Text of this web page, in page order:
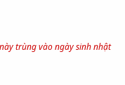
trùng vào ngày sinh nhật